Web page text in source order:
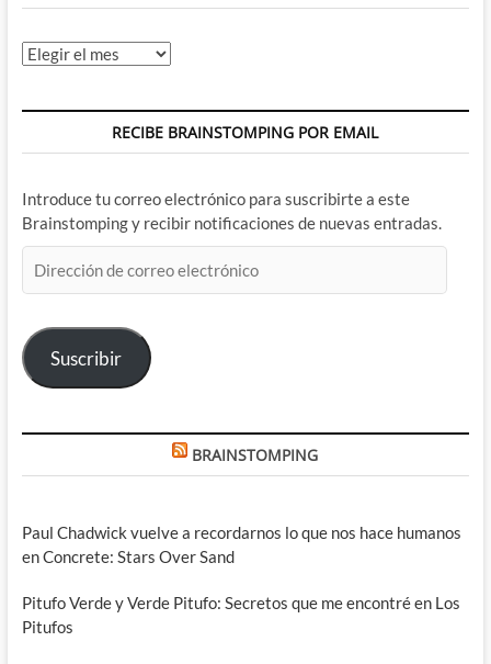
Archivos
RECIBE BRAINSTOMPING POR EMAIL
Introduce tu correo electrónico para suscribirte a este
Brainstomping y recibir notificaciones de nuevas entradas.
de
electrónico
Suscribir
BRAINSTOMPING
Paul Chadwick vuelve a recordarnos lo que nos hace humanos
en Concrete: Stars Over Sand
Pitufo Verde y Verde Pitufo: Secretos que me encontré en Los
Pitufos